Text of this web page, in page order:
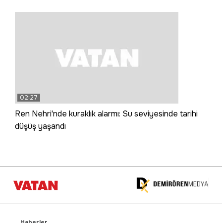
02:27
Ren Nehri'nde kuraklık alarmı: Su seviyesinde tarihi
düşüş yaşandı